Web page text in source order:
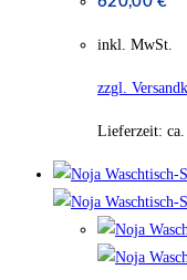
inkl. MwSt.
zzgl.
Lieferzeit: